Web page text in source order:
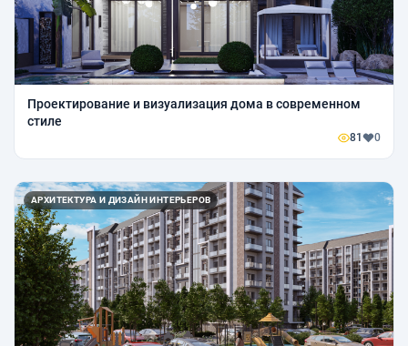
Проектирование и визуализация дома в современном
стиле
81 0
АРХИТЕКТУРА И ДИЗАЙН ИНТЕРЬЕРОВ